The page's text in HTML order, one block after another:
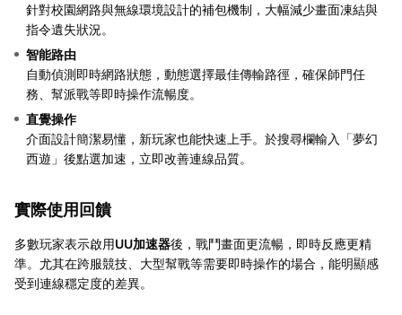
針對校園網路與無線環境設計的補包機制，大幅減少畫面凍結與
指令遺失狀況。
智能路由
自動偵測即時網路狀態，動態選擇最佳傳輸路徑，確保師門任
務、幫派戰等即時操作流暢度。
直覺操作
介面設計簡潔易懂，新玩家也能快速上手。於搜尋欄輸入「夢幻
西遊」後點選加速，立即改善連線品質。
實際使用回饋
多數玩家表示啟用UU加速器後，戰鬥畫面更流暢，即時反應更精
準。尤其在跨服競技、大型幫戰等需要即時操作的場合，能明顯感
受到連線穩定度的差異。